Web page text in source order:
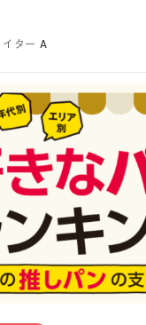
ター A